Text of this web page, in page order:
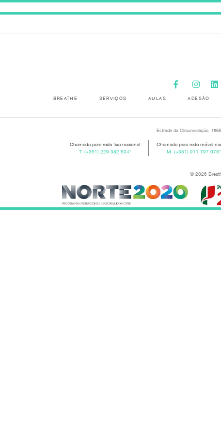
BREATHE SERVIÇOS AULAS ADESÃO
Estrada da Circunvalação,
Chamada para rede fixa nacional
T. (+351) 229 382 504*
Chamada para rede móvel
M. (+351) 911 797 075
© 2026